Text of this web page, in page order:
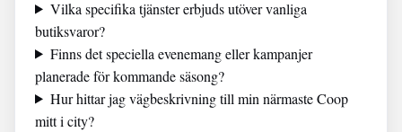
Vilka specifika tjänster erbjuds utöver vanliga
butiksvaror?
Finns det speciella evenemang eller kampanjer
planerade för kommande säsong?
Hur hittar jag vägbeskrivning till min närmaste Coop
mitt i city?